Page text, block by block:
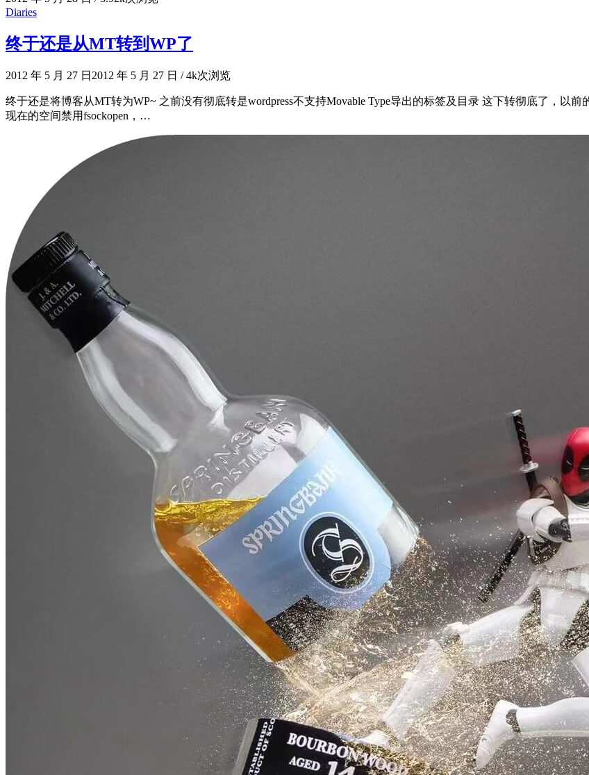
Diaries
终于还是从MT转到WP了
2012 年 5 月 27 日 2012 年 5 月 27 日 /4k次浏览
终于还是将博客从MT转为WP~ 之前没有彻底转是wordpress不支持Movable Type导出的标签及目录 这下转彻底了，以
现在的空间禁用fsockopen，…